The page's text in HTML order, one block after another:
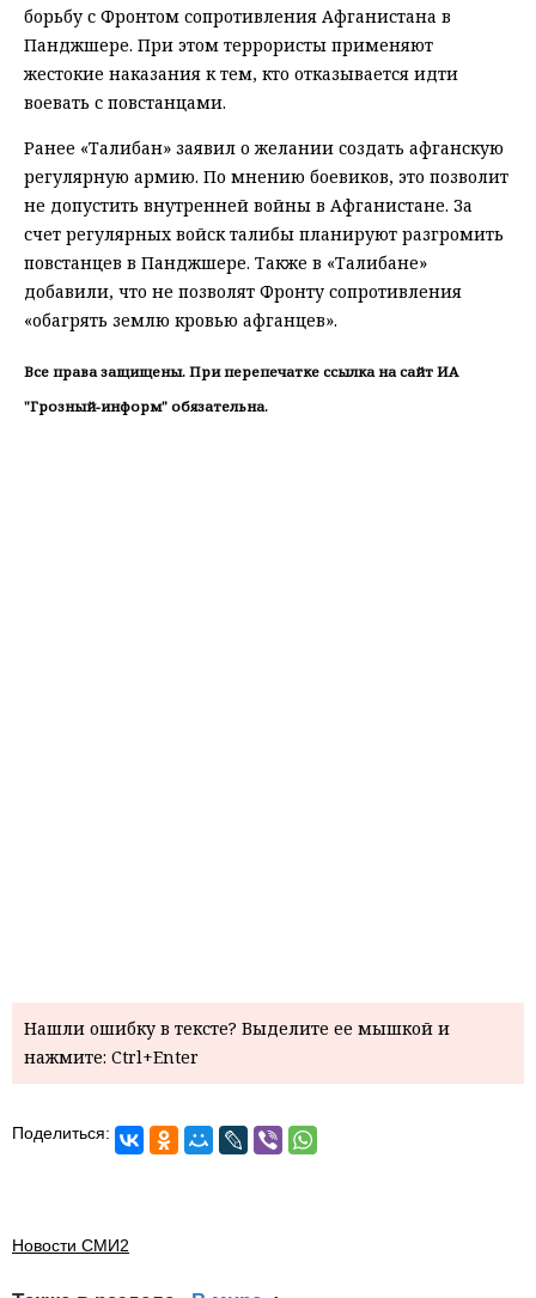
борьбу с Фронтом сопротивления Афганистана в
Панджшере. При этом террористы применяют
жестокие наказания к тем, кто отказывается идти
воевать с повстанцами.
Ранее «Талибан» заявил о желании создать афганскую
регулярную армию. По мнению боевиков, это позволит
не допустить внутренней войны в Афганистане. За
счет регулярных войск талибы планируют разгромить
повстанцев в Панджшере. Также в «Талибане»
добавили, что не позволят Фронту сопротивления
«обагрять землю кровью афганцев».
Все права защищены. При перепечатке ссылка на сайт ИА
"Грозный-информ" обязательна.
Нашли ошибку в тексте? Выделите ее мышкой и
нажмите: Ctrl+Enter
Поделиться:
Новости СМИ2